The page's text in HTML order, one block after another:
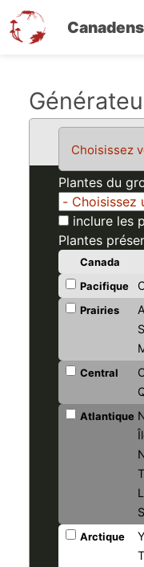
Choisissez
Plantes du
inclure les
Plantes
Canada
Pacifique
Prairies
Central
Atlantique
Arctique